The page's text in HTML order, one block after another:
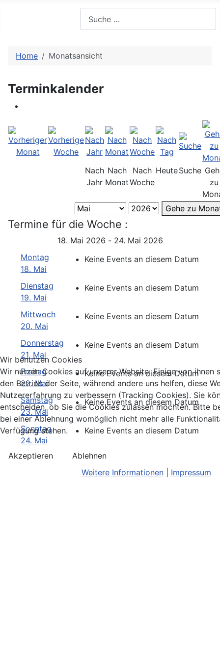
Home Monatsansicht
Terminkalender
Nach
Jahr
Nach
Monat
Nach
Woche
HeuteSuche
zu
Gehe zu
Termine für die Woche :
18. Mai 2026 - 24. Mai 2026
Montag
18. Mai
Keine Events an diesem Datum
Dienstag
19. Mai
Keine Events an diesem Datum
Mittwoch
20. Mai
Keine Events an diesem Datum
Donnerstag
21. Mai
Keine Events an diesem Datum
Freitag
22. Mai
Keine Events an diesem Datum
Samstag
23. Mai
Keine Events an diesem Datum
Sonntag
24. Mai
Keine Events an diesem Datum
Wir benutzen Cookies
Wir nutzen Cookies auf unserer Website. Einige von ihnen
den Betrieb der Seite, während andere uns helfen, diese
Nutzererfahrung zu verbessern (Tracking Cookies). Sie
entscheiden, ob Sie die Cookies zulassen möchten. Bitte
bei einer Ablehnung womöglich nicht mehr alle
Verfügung stehen.
Akzeptieren
Ablehnen
Weitere Informationen| Impressum